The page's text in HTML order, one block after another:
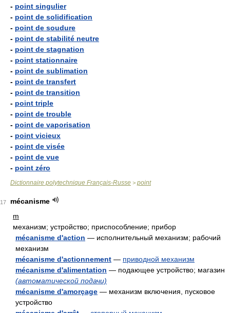
- point singulier
- point de solidification
- point de soudure
- point de stabilité neutre
- point de stagnation
- point stationnaire
- point de sublimation
- point de transfert
- point de transition
- point triple
- point de trouble
- point de vaporisation
- point vicieux
- point de visée
- point de vue
- point zéro
Dictionnaire polytechnique Français-Russe > point
17
mécanisme
m
механизм; устройство; приспособление; прибор
mécanisme d'action — исполнительный механизм; рабочий
механизм
mécanisme d'actionnement — приводной механизм
mécanisme d'alimentation — подающее устройство; магазин
(автоматической подачи)
mécanisme d'amorçage — механизм включения, пусковое
устройство